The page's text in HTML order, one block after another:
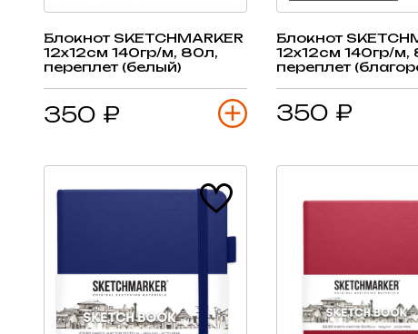
Блокнот SKETCHMARKER
12х12см 140гр/м, 80л,
переплет (белый)
350 ₽
Блокнот
12х12см 140гр/м,
переплет
350 ₽